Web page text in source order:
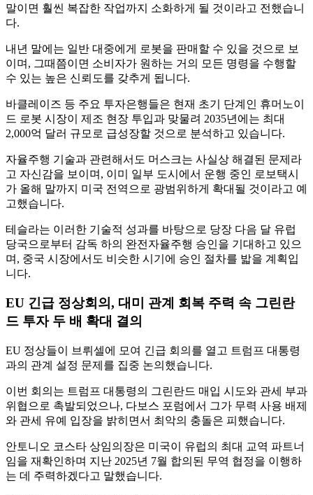
말이면 훨씬 복잡한 작업까지 소화하게 될 것이라고 전했습니
다.
내년 말에는 일반 대중에게 로봇을 판매할 수 있을 것으로 보
이며, 그때쯤이면 소비자가 원하는 거의 모든 명령을 수행할
수 있는 높은 신뢰도를 갖추게 됩니다.
바클레이즈 등 주요 투자은행들은 현재 초기 단계인 휴머노이
드 로봇 시장이 제조 현장 투입과 맞물려 2035년에는 최대
2,000억 달러 규모로 급성장할 것으로 분석하고 있습니다.
자율주행 기술과 관련해서도 머스크는 사실상 해결된 문제라
고 자신감을 보이며, 이미 일부 도시에서 운행 중인 로보택시
가 올해 말까지 미국 전역으로 광범위하게 확대될 것이라고 예
고했습니다.
테슬라는 이러한 기술적 성과를 바탕으로 당장 다음 달 유럽
당국으로부터 감독 하의 완전자율주행 승인을 기대하고 있으
며, 중국 시장에서도 비슷한 시기에 승인 절차를 밟을 계획입
니다.
EU 긴급 정상회의, 대미 관계 회복 주력 속 그린란
드 투자 두 배 확대 결의
EU 정상들이 브뤼셀에 모여 긴급 회의를 열고 트럼프 대통령
과의 관계 설정 문제를 집중 논의했습니다.
이번 회의는 트럼프 대통령의 그린란드 매입 시도와 관세 부과
위협으로 촉발되었으나, 다보스 포럼에서 그가 무력 사용 배제
와 관세 유예 입장을 밝히면서 최악의 충돌은 피했습니다.
안토니오 코스타 상임의장은 미국이 유럽의 최대 교역 파트너
임을 재확인하며 지난 2025년 7월 합의된 무역 협정을 이행하
는 데 주력하겠다고 말했습니다.